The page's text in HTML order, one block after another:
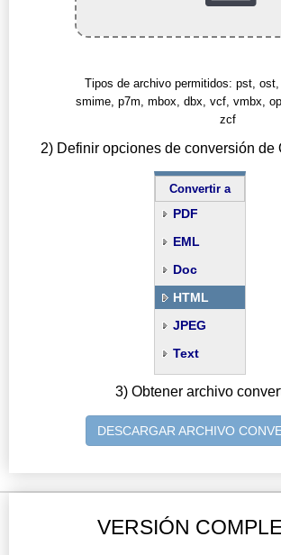
Tipos de archivo permitidos: pst,
smime, p7m, mbox, dbx, vcf, vmbx,
zcf
2) Definir opciones de conversión de
Convertir a
PDF
EML
Doc
HTML
JPEG
Text
3) Obtener archivo
DESCARGAR ARCHIVO
VERSIÓN